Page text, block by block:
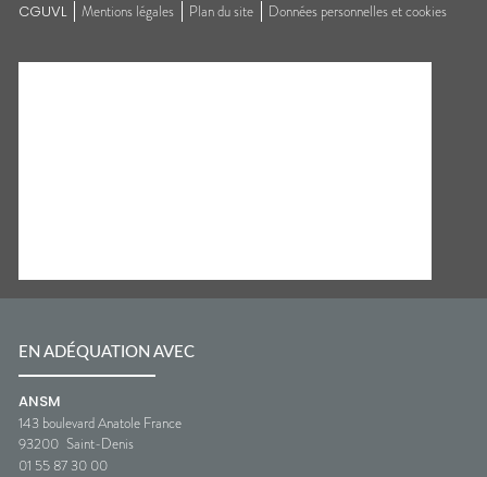
CGUVL Mentions légales Plan du site Données personnelles et cookies
EN ADÉQUATION AVEC
ANSM
143 boulevard Anatole France
93200 Saint-Denis
01 55 87 30 00